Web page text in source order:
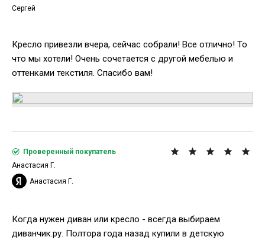
Кресло привезли вчера, сейчас собрали! Все отлично! То
что мы хотели! Очень сочетается с другой мебелью и
оттенками текстиля. Спасибо вам!
Сергей
Когда нужен диван или кресло - всегда выбираем
диванчик.ру. Полтора года назад купили в детскую
Проверенный покупатель
Анастасия Г.
Анастасия Г.